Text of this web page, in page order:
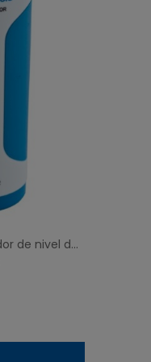
PeakTech 8010 - Calibrador de nivel de ruido 94 dB / 114 dB (1 kHz)